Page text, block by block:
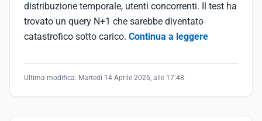
distribuzione temporale, utenti concorrenti. Il test ha
trovato un query N+1 che sarebbe diventato
catastrofico sotto carico. Continua a leggere
Ultima modifica: Martedì 14 Aprile 2026, alle 17:48